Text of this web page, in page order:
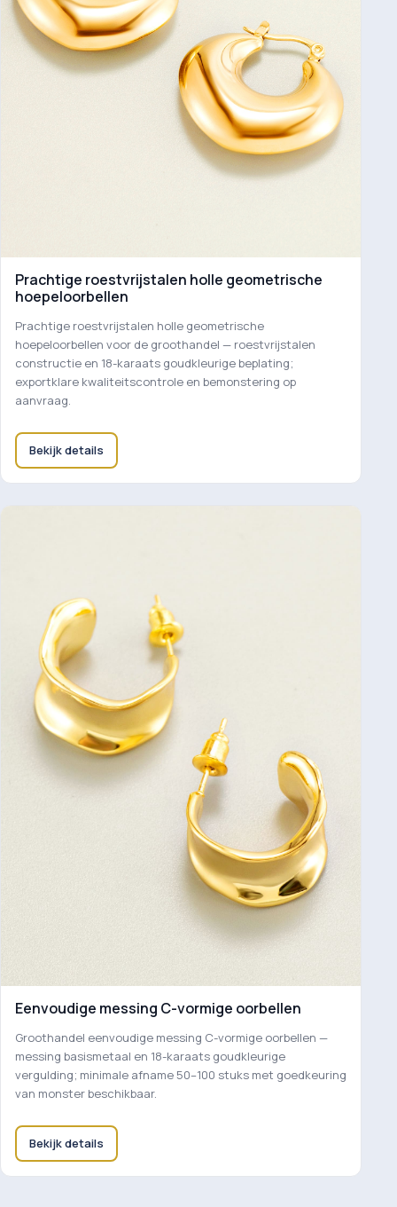
Prachtige roestvrijstalen holle geometrische
hoepeloorbellen
Prachtige roestvrijstalen holle geometrische
hoepeloorbellen voor de groothandel — roestvrijstalen
constructie en 18-karaats goudkleurige beplating;
exportklare kwaliteitscontrole en bemonstering op
aanvraag.
Bekijk details
Eenvoudige messing C-vormige oorbellen
Groothandel eenvoudige messing C-vormige oorbellen —
messing basismetaal en 18-karaats goudkleurige
vergulding; minimale afname 50–100 stuks met goedkeuring
van monster beschikbaar.
Bekijk details